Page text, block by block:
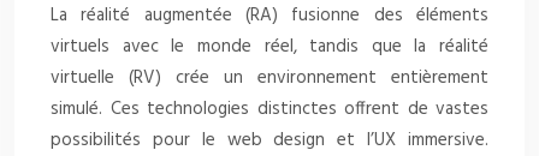
La réalité augmentée (RA) fusionne des éléments
virtuels avec le monde réel, tandis que la réalité
virtuelle (RV) crée un environnement entièrement
simulé. Ces technologies distinctes offrent de vastes
possibilités pour le web design et l’UX immersive.